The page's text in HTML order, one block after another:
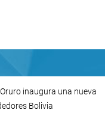
inaugura una nueva
Bolivia